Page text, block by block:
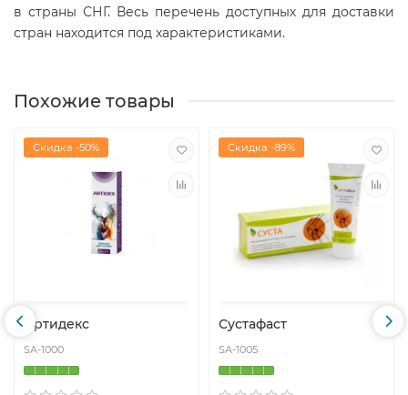
в страны СНГ. Весь перечень доступных для доставки
стран находится под характеристиками.
Похожие товары
Скидка -50%
Артидекс
SA-1000
Скидка -89%
Сустафаст
SA-1005